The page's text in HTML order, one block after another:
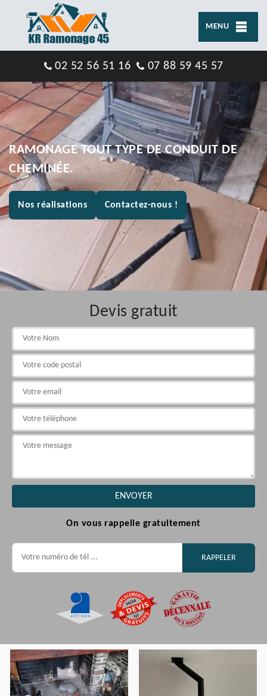
MENU
02 52 56 51 16 07 88 59 45 57
RAMONAGE TOUT TYPE DE CONDUIT DE
CHEMINÉE.
Nos réalisations Contactez-nous !
Devis gratuit
On vous rappelle gratuitement